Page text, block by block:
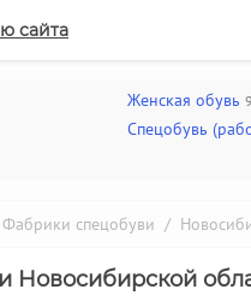
сайта
Женская обувь
Спецобувь
Фабрики спецобуви /
Новосибирской